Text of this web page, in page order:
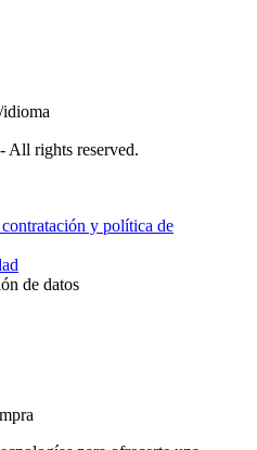
- All rights reserved.
y política de
de datos